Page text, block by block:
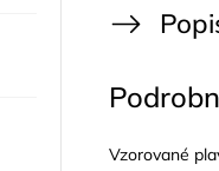
Vzorované